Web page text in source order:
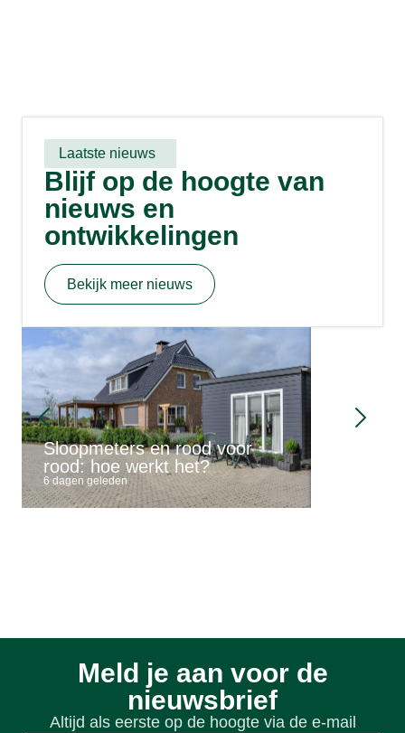
Laatste nieuws
Blijf op de hoogte van
nieuws en
ontwikkelingen
Bekijk meer nieuws
Sloopmeters en rood voor
rood: hoe werkt het?
6 dagen geleden
Meld je aan voor de
nieuwsbrief
Altijd als eerste op de hoogte via de e-mail